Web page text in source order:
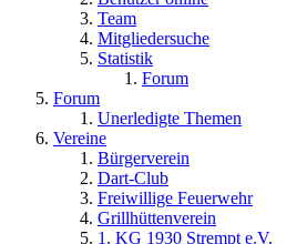
Team
Mitgliedersuche
Statistik
Forum
Forum
Unerledigte Themen
Vereine
Bürgerverein
Dart-Club
Freiwillige Feuerwehr
Grillhüttenverein
1. KG 1930 Strempt e.V.